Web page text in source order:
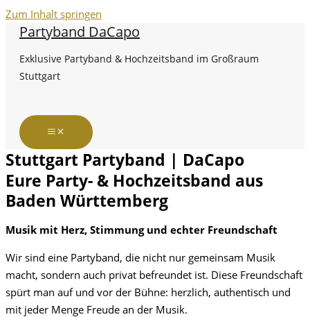
Zum Inhalt springen
Partyband DaCapo
Exklusive Partyband & Hochzeitsband im Großraum
Stuttgart
Stuttgart Partyband | DaCapo
Eure Party- & Hochzeitsband aus
Baden Württemberg
Musik mit Herz, Stimmung und echter Freundschaft
Wir sind eine Partyband, die nicht nur gemeinsam Musik
macht, sondern auch privat befreundet ist. Diese Freundschaft
spürt man auf und vor der Bühne: herzlich, authentisch und
mit jeder Menge Freude an der Musik.